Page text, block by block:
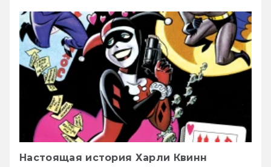
Настоящая история Харли Квинн